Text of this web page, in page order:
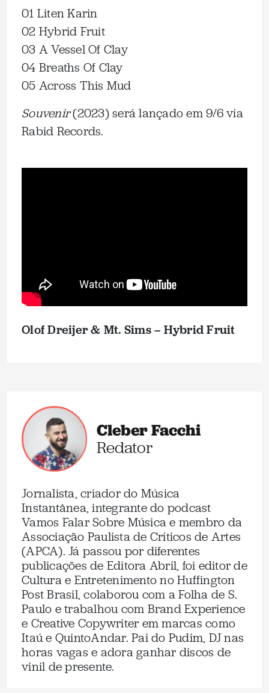
01 Liten Karin
02 Hybrid Fruit
03 A Vessel Of Clay
04 Breaths Of Clay
05 Across This Mud
Souvenir(2023) será lançado em 9/6 via
Rabid Records.
Olof Dreijer & Mt. Sims – Hybrid Fruit
Cleber Facchi
Redator
Jornalista, criador do Música
Instantânea, integrante do podcast
Vamos Falar Sobre Música e membro da
Associação Paulista de Críticos de Artes
(APCA). Já passou por diferentes
publicações de Editora Abril, foi editor de
Cultura e Entretenimento no Huffington
Post Brasil, colaborou com a Folha de S.
Paulo e trabalhou com Brand Experience
e Creative Copywriter em marcas como
Itaú e QuintoAndar. Pai do Pudim, DJ nas
horas vagas e adora ganhar discos de
vinil de presente.